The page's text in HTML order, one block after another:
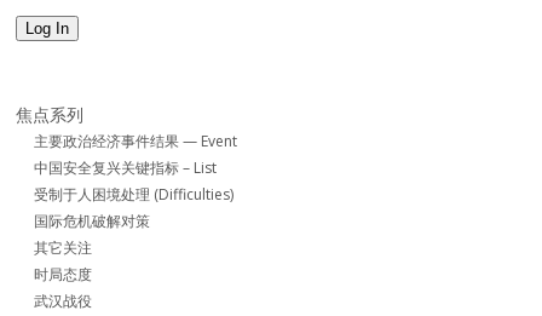
Log In
焦点系列
主要政治经济事件结果 — Event
中国安全复兴关键指标 – List
受制于人困境处理 (Difficulties)
国际危机破解对策
其它关注
时局态度
武汉战役